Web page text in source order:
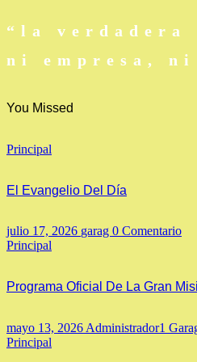
“la verdadera
ni empresa, ni
You Missed
Principal
El Evangelio Del Día
julio 17, 2026 garag 0 Comentario
Principal
Programa Oficial De La Gran
mayo 13, 2026 Administrador1
Principal